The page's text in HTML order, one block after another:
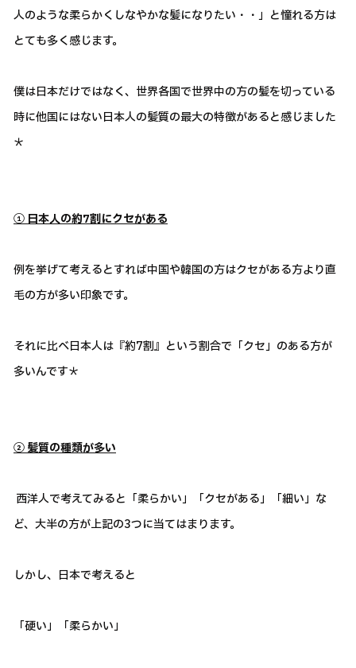
人のような柔らかくしなやかな髪になりたい・・」と憧れる方は
とても多く感じます。
僕は日本だけではなく、世界各国で世界中の方の髪を切っている
時に他国にはない日本人の髪質の最大の特徴があると感じました
＊
① 日本人の約7割にクセがある
例を挙げて考えるとすれば中国や韓国の方はクセがある方より直
毛の方が多い印象です。
それに比べ日本人は『約7割』という割合で「クセ」のある方が
多いんです＊
② 髪質の種類が多い
西洋人で考えてみると「柔らかい」「クセがある」「細い」な
ど、大半の方が上記の3つに当てはまります。
しかし、日本で考えると
「硬い」「柔らかい」